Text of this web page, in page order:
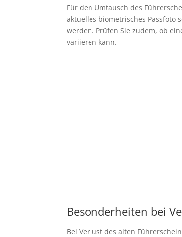
Für den Umtausch des
aktuelles biometrisches Passfoto
werden. Prüfen Sie zudem, ob
variieren kann.
Besonderheiten bei
Bei Verlust des alten